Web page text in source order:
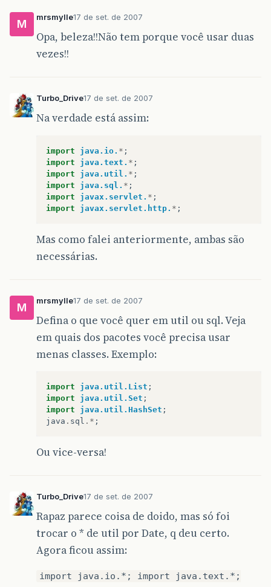
M
mrsmylle17 de set. de 2007
Opa, beleza!!Não tem porque você usar duas
vezes!!
Turbo_Drive17 de set. de 2007
Na verdade está assim:
import java.io. * ;
import
java.text. * ;
import
java.util. * ;
import
java.sql. * ;
import
javax.servlet. * ;
import
javax.servlet.http. * ;
Mas como falei anteriormente, ambas são
necessárias.
M
mrsmylle17 de set. de 2007
Defina o que você quer em util ou sql. Veja
em quais dos pacotes você precisa usar
menas classes. Exemplo:
import java.util.List ;
import
java.util.Set ;
import
java.util.HashSet ;
java . sql .* ;
Ou vice-versa!
Turbo_Drive17 de set. de 2007
Rapaz parece coisa de doido, mas só foi
trocar o * de util por Date, q deu certo.
Agora ficou assim:
import java.io.*; import java.text.*;